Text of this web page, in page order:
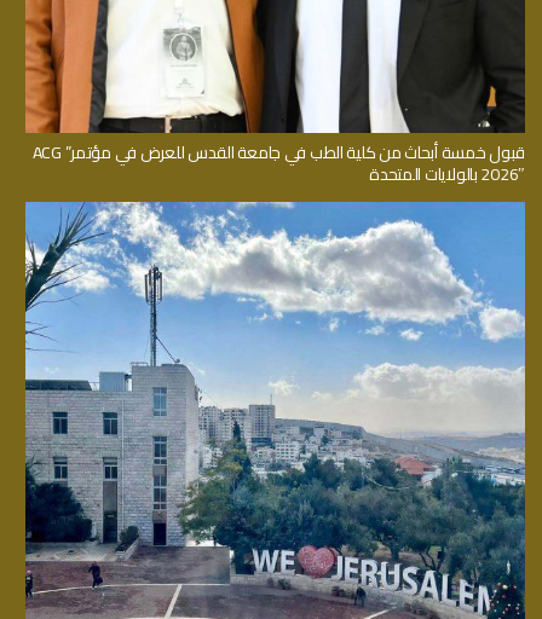
قبول خمسة أبحاث من كلية الطب في جامعة القدس للعرض في مؤتمر” ACG
2026″ بالولايات المتحدة